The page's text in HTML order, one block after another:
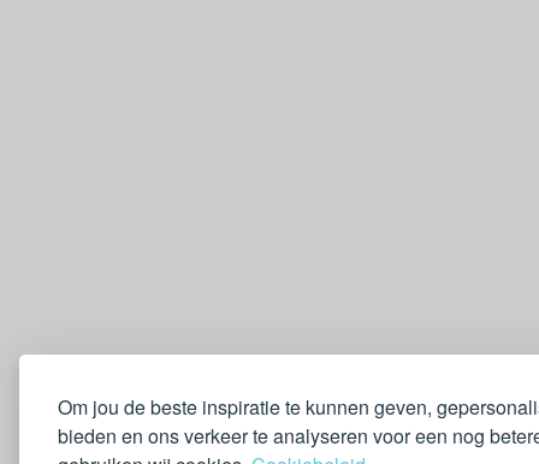
Om jou de beste inspiratie te kunnen geven,
bieden en ons verkeer te analyseren voor een nog